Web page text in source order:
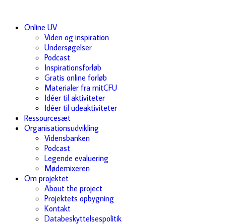
Online UV
Viden og inspiration
Undersøgelser
Podcast
Inspirationsforløb
Gratis online forløb
Materialer fra mitCFU
Idéer til aktiviteter
Idéer til udeaktiviteter
Ressourcesæt
Organisationsudvikling
Vidensbanken
Podcast
Legende evaluering
Mødemixeren
Om projektet
About the project
Projektets opbygning
Kontakt
Databeskyttelsespolitik